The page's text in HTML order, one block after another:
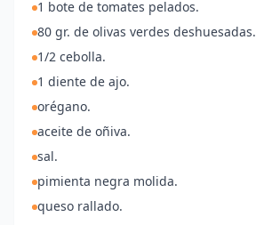
1 bote de tomates pelados.
80 gr. de olivas verdes deshuesadas.
1/2 cebolla.
1 diente de ajo.
orégano.
aceite de oñiva.
sal.
pimienta negra molida.
queso rallado.